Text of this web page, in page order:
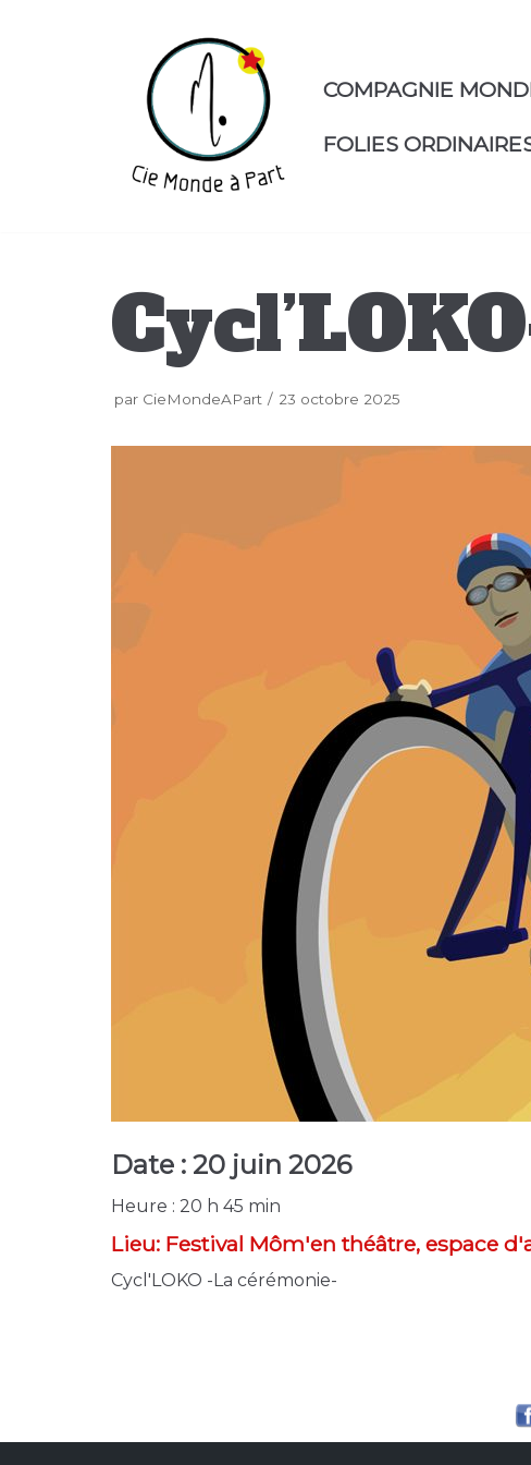
COMPAGNIE
FOLIES
par CieMondeAPart 23 octobre 2025
Date : 20 juin 2026
Heure : 20 h 45 min
Lieu: Festival Môm'en théâtre, espace
Cycl'LOKO -La cérémonie-